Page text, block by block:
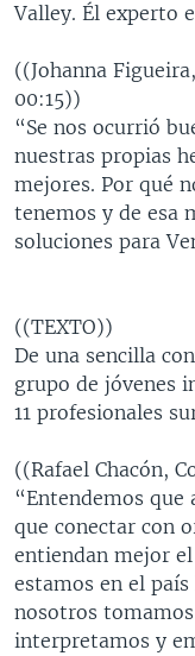
FORO [RADIO]
DEPORTIVO
NOTA ECONÓMICA
Idiomas
Valley. Él experto
((Johanna
00:15))
“Se nos ocurrió
nuestras propias
mejores. Por qué
tenemos y de esa
soluciones para
((TEXTO))
De una sencilla
grupo de jóvenes
11 profesionales
((Rafael Chacón,
“Entendemos que
que conectar con
entiendan mejor
estamos en el
nosotros
interpretamos y